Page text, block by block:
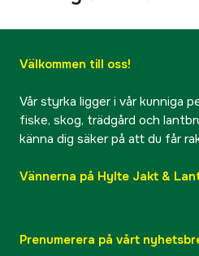
Välkommen till oss!
Vår styrka ligger i vår kunniga
fiske, skog, trädgård och
känna dig säker på att du får
Vännerna på Hylte Jakt &
Prenumerera på vårt